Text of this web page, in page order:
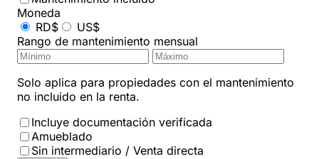
Moneda
RD$
US$
Rango de mantenimiento mensual
Solo aplica para propiedades con el mantenimiento
no incluido en la renta.
Incluye documentación verificada
Amueblado
Sin intermediario / Venta directa